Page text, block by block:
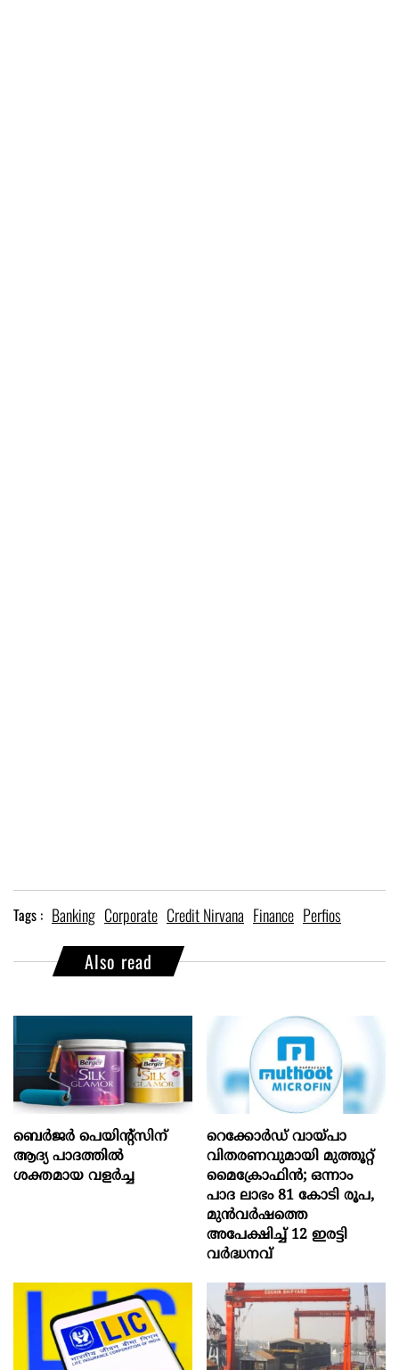
Tags : Banking Corporate Credit Nirvana Finance Perfios
Also read
ബെർജർ പെയിന്റ്സിന്
ആദ്യ പാദത്തിൽ
ശക്തമായ വളർച്ച
റെക്കോർഡ് വായ്പാ
വിതരണവുമായി മുത്തൂറ്റ്
മൈക്രോഫിൻ; ഒന്നാം
പാദ ലാഭം 81 കോടി രൂപ,
മുൻവർഷത്തെ
അപേക്ഷിച്ച് 12 ഇരട്ടി
വർദ്ധനവ്